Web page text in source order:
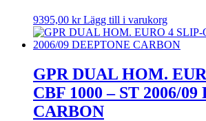
9395,00 kr Lägg till i varukorg
GPR DUAL HOM.
CBF 1000 – ST 2006/
CARBON